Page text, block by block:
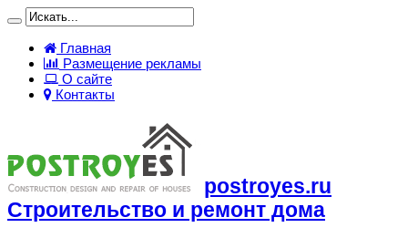
Главная
Размещение рекламы
О сайте
Контакты
postroyes.ru
Строительство и ремонт дома